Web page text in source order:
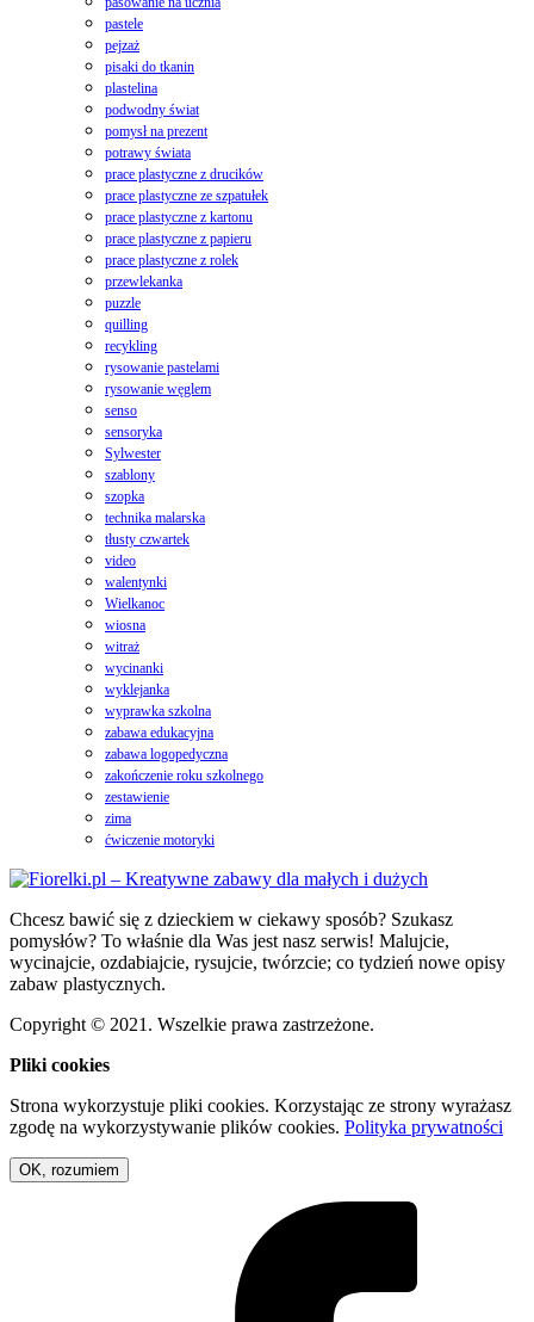
pastele
pejzaż
pisaki do tkanin
plastelina
podwodny świat
pomysł na prezent
potrawy świata
prace plastyczne z drucików
prace plastyczne ze szpatułek
prace plastyczne z kartonu
prace plastyczne z papieru
prace plastyczne z rolek
przewlekanka
puzzle
quilling
recykling
rysowanie pastelami
rysowanie węglem
senso
sensoryka
Sylwester
szablony
szopka
technika malarska
tłusty czwartek
video
walentynki
Wielkanoc
wiosna
witraż
wycinanki
wyklejanka
wyprawka szkolna
zabawa edukacyjna
zabawa logopedyczna
zakończenie roku szkolnego
zestawienie
zima
ćwiczenie motoryki
Chcesz bawić się z dzieckiem w ciekawy sposób? Szukasz
pomysłów? To właśnie dla Was jest nasz serwis! Malujcie,
wycinajcie, ozdabiajcie, rysujcie, twórzcie; co tydzień nowe opisy
zabaw plastycznych.
Copyright © 2021. Wszelkie prawa zastrzeżone.
Pliki cookies
Strona wykorzystuje pliki cookies. Korzystając ze strony wyrażasz
zgodę na wykorzystywanie plików cookies. Polityka prywatności
OK, rozumiem